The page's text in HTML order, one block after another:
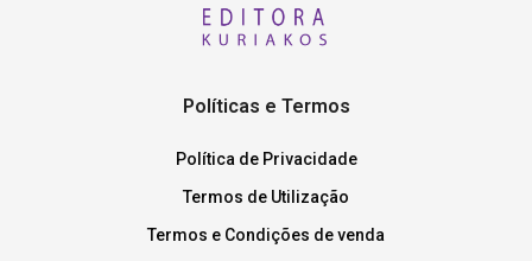
Políticas e Termos
Política de Privacidade
Termos de Utilização
Termos e Condições de venda